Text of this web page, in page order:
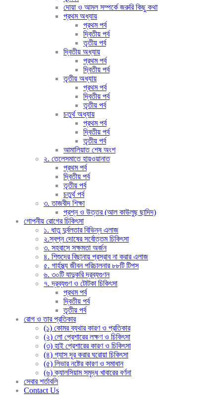
দোয়া ও আমল সম্পর্কে জরুরি কিছু কথা
প্রথম অধ্যায়
প্রথম পর্ব
দ্বিতীয় পর্ব
তৃতীয় পর্ব
দ্বিতীয় অধ্যায়
প্রথম পর্ব
দ্বিতীয় পর্ব
তৃতীয় অধ্যায়
প্রথম পর্ব
দ্বিতীয় পর্ব
তৃতীয় পর্ব
চতুর্থ অধ্যায়
প্রথম পর্ব
দ্বিতীয় পর্ব
তৃতীয় পর্ব
আমালিয়াত শেষ অংশ
২. তেলেসমাতে হায়ওয়ানাত
প্রথম পর্ব
দ্বিতীয় পর্ব
তৃতীয় পর্ব
চতুর্থ পর্ব
৩. তাজবীদ শিক্ষা
প্রশ্ন ও উত্তর (আল কাউলুছ ছাদিদ)
গোপনীয় রোগের চিকিৎসা
১. ধাতু দুর্বলতার বিভিন্ন এলাজ
২.স্বপ্ন দোষের সর্বোত্তম চিকিৎসা
৩. সহবাসে সক্ষমতা অর্জন
৪. শিশুদের বিছানায় প্রস্রাব না করার এলাজ
৫. গার্হস্থ্য জীবন পরিচালনার ৮৮টি টিপস
৬. ৩০টি যাদুকরি দ্রব্যগুণন
৭. দ্রব্যগুণ ও টোটকা চিকিৎসা
প্রথম পর্ব
দ্বিতীয় পর্ব
তৃতীয় পর্ব
রোগ ও তার প্রতিকার
(১) কোমর ব্যথার কারণ ও প্রতিকার
(২) লো প্রেশারের লক্ষণ ও চিকিৎসা
(৩) হাই প্রেশারের কারণ ও চিকিৎসা
(৪) গ্যাস দূর করার ঘরোয়া চিকিৎসা
(৫) লিভার নষ্টের কারণ ও সমাধান
(৬) ক্যালসিয়াম সমৃদ্ধ খাবারের বর্ণনা
সেবার শর্তাবলি
Contact Us